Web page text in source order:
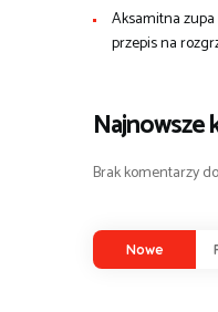
Aksamitna
przepis na
Najnowsze
Brak komentarzy
Nowe